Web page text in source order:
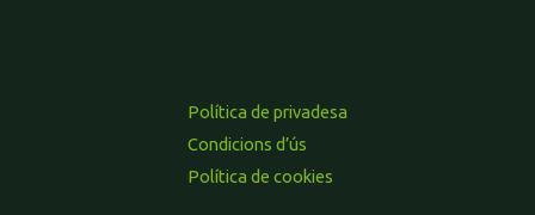
Política de privadesa
Condicions d’ús
Política de cookies